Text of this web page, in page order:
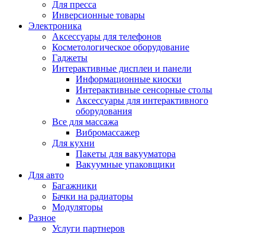
Для пресса
Инверсионные товары
Электроника
Аксессуары для телефонов
Косметологическое оборудование
Гаджеты
Интерактивные дисплеи и панели
Информационные киоски
Интерактивные сенсорные столы
Аксессуары для интерактивного
оборудования
Все для массажа
Вибромассажер
Для кухни
Пакеты для вакууматора
Вакуумные упаковщики
Для авто
Багажники
Бачки на радиаторы
Модуляторы
Разное
Услуги партнеров